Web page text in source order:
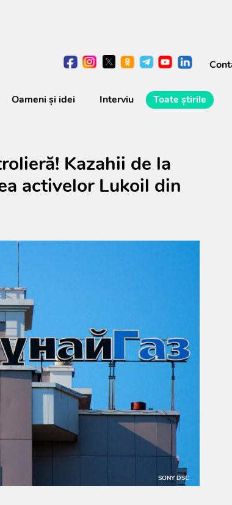
Oameni şi idei Interviu Toate știrile
Kazahii de la
activelor Lukoil din
SONY DSC